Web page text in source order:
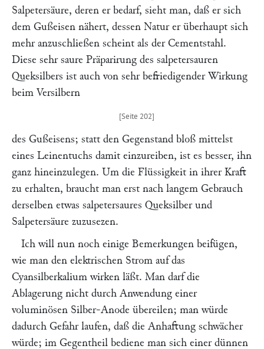
Salpetersäure, deren er bedarf, sieht man, daß er sich
dem Gußeisen nähert, dessen Natur er überhaupt sich
mehr anzuschließen scheint als der Cementstahl.
Diese sehr saure Präparirung des salpetersauren
Queksilbers ist auch von sehr befriedigender Wirkung
beim Versilbern
des Gußeisens; statt den Gegenstand bloß mittelst
eines Leinentuchs damit einzureiben, ist es besser, ihn
ganz hineinzulegen. Um die Flüssigkeit in ihrer Kraft
zu erhalten, braucht man erst nach langem Gebrauch
derselben etwas salpetersaures Queksilber und
Salpetersäure zuzusezen.
Ich will nun noch einige Bemerkungen beifügen,
wie man den elektrischen Strom auf das
Cyansilberkalium wirken läßt. Man darf die
Ablagerung nicht durch Anwendung einer
voluminösen Silber-Anode übereilen; man würde
dadurch Gefahr laufen, daß die Anhaftung schwächer
würde; im Gegentheil bediene man sich einer dünnen